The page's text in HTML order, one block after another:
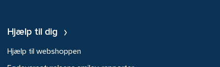
Hjælp til dig
Hjælp til webshoppen